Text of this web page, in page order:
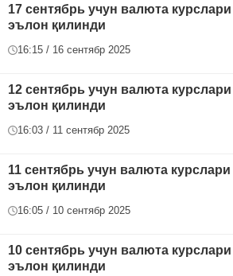
17 сентябрь учун валюта курслари
эълон қилинди
16:15 / 16 сентябр 2025
12 сентябрь учун валюта курслари
эълон қилинди
16:03 / 11 сентябр 2025
11 сентябрь учун валюта курслари
эълон қилинди
16:05 / 10 сентябр 2025
10 сентябрь учун валюта курслари
эълон қилинди